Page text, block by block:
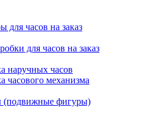
для часов на заказ
для часов на заказ
наручных часов
часового механизма
(подвижные фигуры)